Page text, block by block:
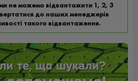
не можемо відвантажити 1, 2, 3
до наших менеджерів
такого відвантаження.